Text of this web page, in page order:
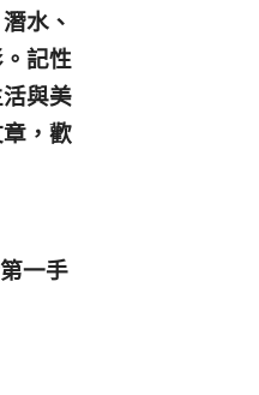
水、
記性
與美
，歡
一手